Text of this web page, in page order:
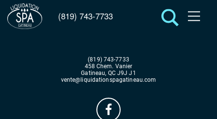
(819) 743-7733
(819) 743-7733
458 Chem. Vanier
Gatineau, QC J9J J1
vente@liquidationspagatineau.com